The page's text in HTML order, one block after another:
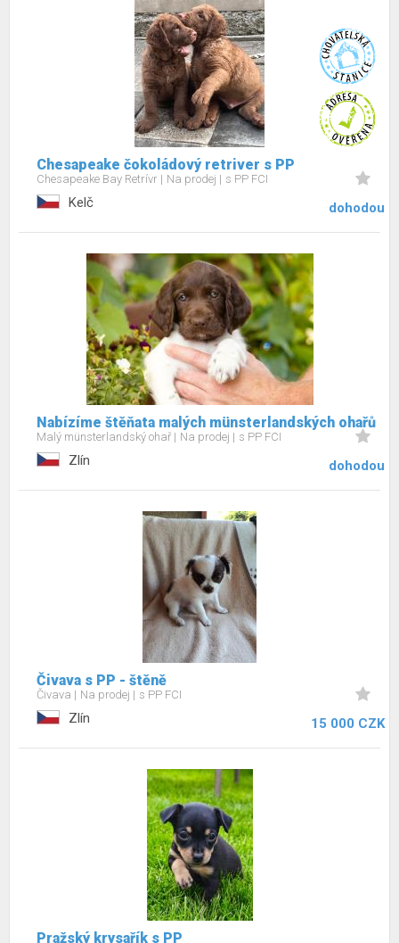
Chesapeake čokoládový retriver s PP
Chesapeake Bay Retrívr Na prodej s PP FCI
Kelč dohodou
Nabízíme štěňata malých münsterlandských ohařů
Malý münsterlandský ohař Na prodej s PP FCI
Zlín dohodou
Čivava s PP - štěně
Čivava Na prodej s PP FCI
Zlín 15 000 CZK
Pražský krysařík s PP